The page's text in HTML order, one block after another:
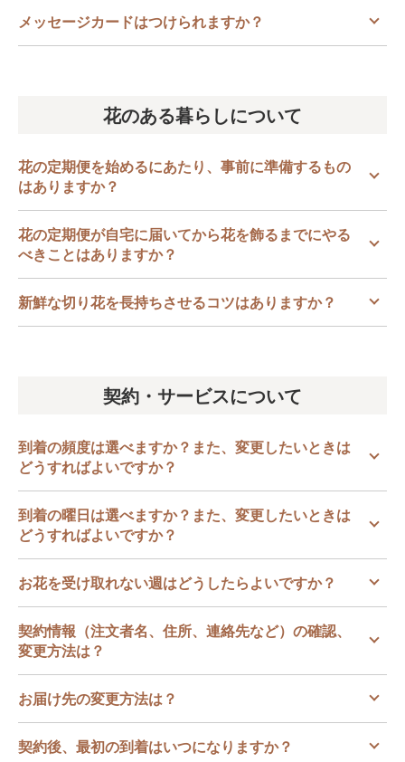
メッセージカードはつけられますか？
花のある暮らしについて
花の定期便を始めるにあたり、事前に準備するもの
はありますか？
花の定期便が自宅に届いてから花を飾るまでにやる
べきことはありますか？
新鮮な切り花を長持ちさせるコツはありますか？
契約・サービスについて
到着の頻度は選べますか？また、変更したいときは
どうすればよいですか？
到着の曜日は選べますか？また、変更したいときは
どうすればよいですか？
お花を受け取れない週はどうしたらよいですか？
契約情報（注文者名、住所、連絡先など）の確認、
変更方法は？
お届け先の変更方法は？
契約後、最初の到着はいつになりますか？